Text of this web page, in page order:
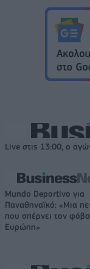
Live στις 13:00, ο
Mundo Deportivo για
Παναθηναϊκό: «Μια
που σπέρνει τον
Ευρώπη»